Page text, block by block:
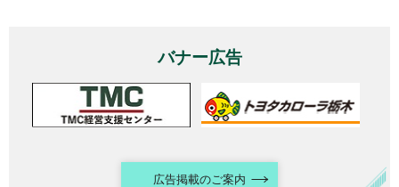
バナー広告
広告掲載のご案内